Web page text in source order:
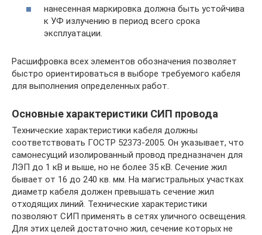
нанесенная маркировка должна быть устойчива
к УФ излучению в период всего срока
эксплуатации.
Расшифровка всех элементов обозначения позволяет
быстро ориентироваться в выборе требуемого кабеля
для выполнения определенных работ.
Основные характеристики СИП провода
Технические характеристики кабеля должны
соответствовать ГОСТР 52373-2005. Он указывает, что
самонесущий изолированный провод предназначен для
ЛЭП до 1 кВ и выше, но не более 35 кВ. Сечение жил
бывает от 16 до 240 кв. мм. На магистральных участках
диаметр кабеля должен превышать сечение жил
отходящих линий. Технические характеристики
позволяют СИП применять в сетях уличного освещения.
Для этих целей достаточно жил, сечение которых не